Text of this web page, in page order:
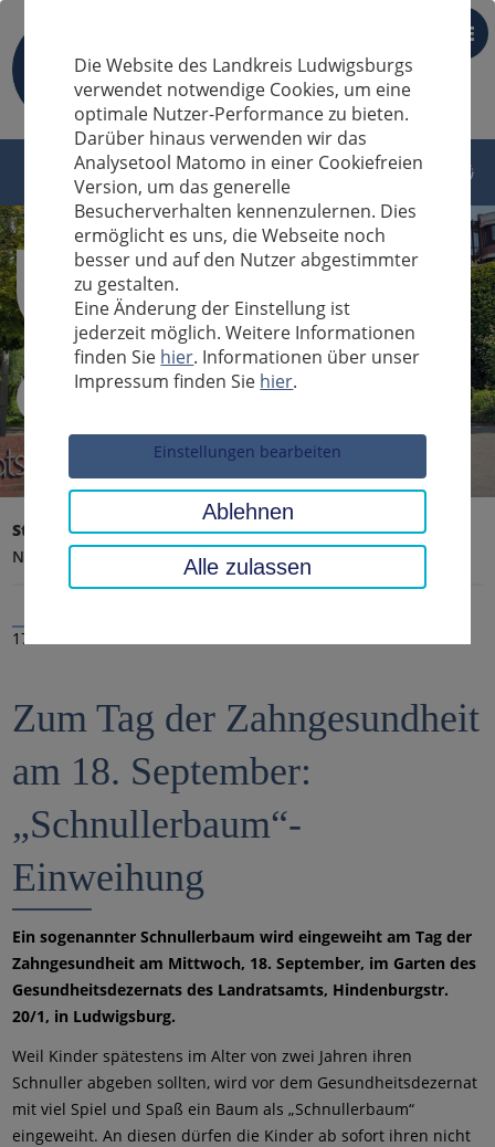
DE
Sucheingabe
Startseite Landratsamt, Landkreis
Aktuelles
Nachrichten
17.09.2019
Zum Tag der Zahngesundheit
am 18. September:
„Schnullerbaum“-
Einweihung
Ein sogenannter Schnullerbaum wird eingeweiht am Tag der
Zahngesundheit am Mittwoch, 18. September, im Garten des
Gesundheitsdezernats des Landratsamts, Hindenburgstr.
20/1, in Ludwigsburg.
Weil Kinder spätestens im Alter von zwei Jahren ihren
Schnuller abgeben sollten, wird vor dem Gesundheitsdezernat
mit viel Spiel und Spaß ein Baum als „Schnullerbaum“
eingeweiht. An diesen dürfen die Kinder ab sofort ihren nicht
Die Website des Landkreis Ludwigsburgs
verwendet notwendige Cookies, um eine
optimale Nutzer-Performance zu bieten.
Darüber hinaus verwenden wir das
Analysetool Matomo in einer Cookiefreien
Version, um das generelle
Besucherverhalten kennenzulernen. Dies
ermöglicht es uns, die Webseite noch
besser und auf den Nutzer abgestimmter
zu gestalten.
Eine Änderung der Einstellung ist
jederzeit möglich. Weitere Informationen
finden Sie hier. Informationen über unser
Impressum finden Sie hier.
Einstellungen bearbeiten
Ablehnen
Alle zulassen